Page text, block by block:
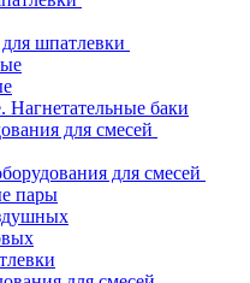
шпатлевки
баки
для смесей
для смесей
пары